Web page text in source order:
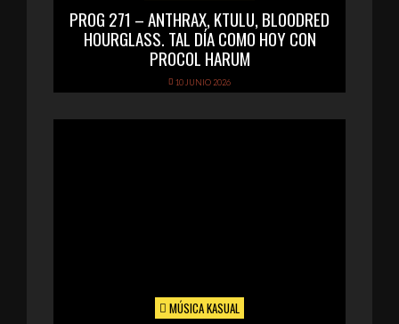
PROG 271 – ANTHRAX, KTULU, BLOODRED
HOURGLASS. TAL DÍA COMO HOY CON
PROCOL HARUM
10 JUNIO 2026
MÚSICA KASUAL